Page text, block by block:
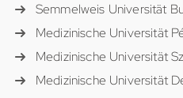
Semmelweis Universität
Medizinische Universität
Medizinische Universität
Medizinische Universität